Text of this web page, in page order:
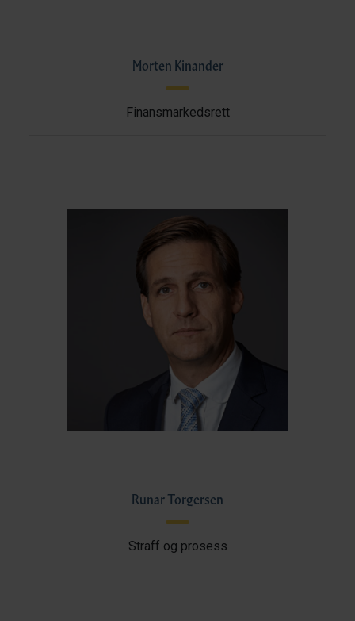
Morten Kinander
Finansmarkedsrett
Runar Torgersen
Straff og prosess